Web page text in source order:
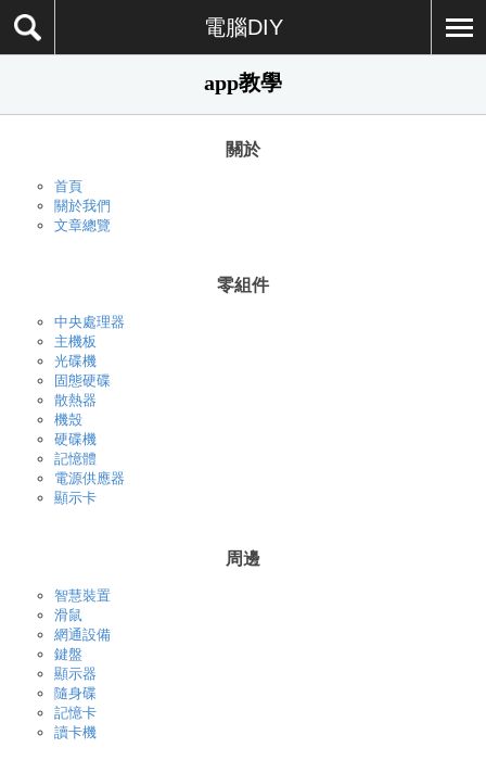
電腦DIY
app教學
關於
首頁
關於我們
文章總覽
零組件
中央處理器
主機板
光碟機
固態硬碟
散熱器
機殼
硬碟機
記憶體
電源供應器
顯示卡
周邊
智慧裝置
滑鼠
網通設備
鍵盤
顯示器
隨身碟
記憶卡
讀卡機